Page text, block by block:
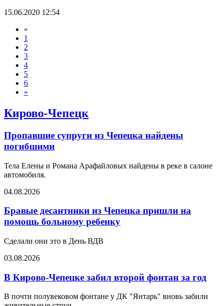
15.06.2020 12:54
«
1
2
3
4
5
6
»
Кирово-Чепецк
Пропавшие супруги из Чепецка найдены
погибшими
Тела Елены и Романа Арафайловых найдены в реке в салоне
автомобиля.
04.08.2026
Бравые десантники из Чепецка пришли на
помощь больному ребенку
Сделали они это в День ВДВ
03.08.2026
В Кирово-Чепецке забил второй фонтан за год
В почти полувековом фонтане у ДК "Янтарь" вновь забили